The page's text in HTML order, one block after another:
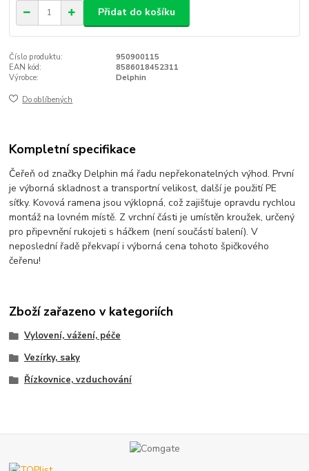
Přidat do košíku
Číslo produktu:
950900115
EAN kód:
8586018452311
Výrobce:
Delphin
Do oblíbených
Kompletní specifikace
Čeřeň od značky Delphin má řadu nepřekonatelných výhod. První
je výborná skladnost a transportní velikost, další je použití PE
síťky. Kovová ramena jsou výklopná, což zajišťuje opravdu rychlou
montáž na lovném místě. Z vrchní části je umístěn kroužek, určený
pro připevnění rukojeti s háčkem (není součástí balení). V
neposlední řadě překvapí i výborná cena tohoto špičkového
čeřenu!
Zboží zařazeno v kategoriích
Vylovení, vážení, péče
Vezírky, saky
Řízkovnice, vzduchování